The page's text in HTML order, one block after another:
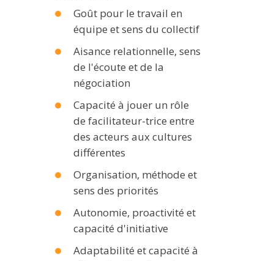
Goût pour le travail en
équipe et sens du collectif
Aisance relationnelle, sens
de l'écoute et de la
négociation
Capacité à jouer un rôle
de facilitateur-trice entre
des acteurs aux cultures
différentes
Organisation, méthode et
sens des priorités
Autonomie, proactivité et
capacité d'initiative
Adaptabilité et capacité à